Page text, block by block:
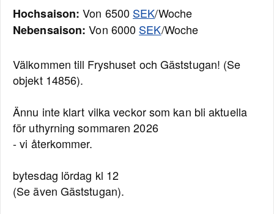
Hochsaison: Von 6500 SEK/Woche
Nebensaison: Von 6000 SEK/Woche
Välkommen till Fryshuset och Gäststugan! (Se
objekt 14856).
Ännu inte klart vilka veckor som kan bli aktuella
för uthyrning sommaren 2026
- vi återkommer.
bytesdag lördag kl 12
(Se även Gäststugan).